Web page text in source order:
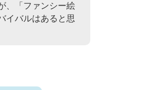
、「ファンシー絵
イバルはあると思